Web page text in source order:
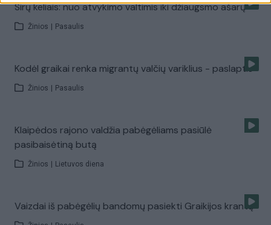
Sirų keliais: nuo atvykimo valtimis iki džiaugsmo ašarų
Žinios Pasaulis
Kodėl graikai renka migrantų valčių variklius - paslaptis
Žinios Pasaulis
Klaipėdos rajono valdžia pabėgėliams pasiūlė
pasibaisėtiną butą
Žinios Lietuvos diena
Vaizdai iš pabėgėlių bandomų pasiekti Graikijos krantų